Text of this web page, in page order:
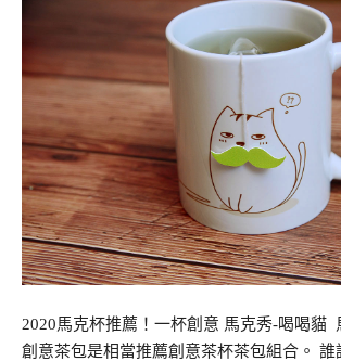
2020馬克杯推薦！一杯創意 馬克秀-喝喝貓
創意茶包是相當推薦創意茶杯茶包組合。 誰